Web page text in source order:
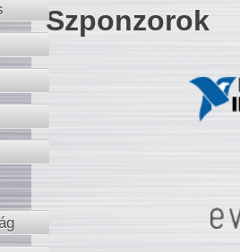
Szponzorok